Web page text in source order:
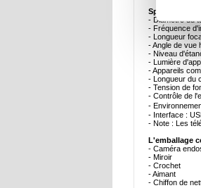
Spécifications:
- Diamètre du
- Fréquence
- Longueur
- Angle de vue
- Niveau
- Lumière
- Appareils
- Longueur du
- Tension de
- Contrôle de
-
- Interface :
- Note : Les
L'emballage
- Caméra
- Miroir
- Crochet
- Aimant
- Chiffon de